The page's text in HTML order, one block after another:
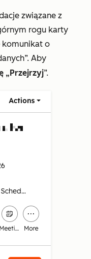
związane z
rogu karty
komunikat o
”. Aby
„Przejrzyj”.